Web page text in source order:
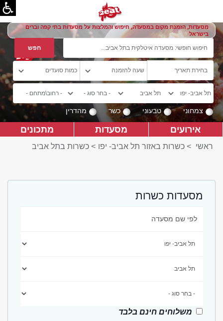
מסעדות, הזמנת מקום במסעדה, חיפוש והמלצות על מסעדות בתי קפה וברים
בישראל
צמחוני טבעוני כשר מהדרין
אירועים מסעדות מתכונים
ראשי > כשרות באזור תל אביב- יפו > כשרות בתל אביב
מסעדות כשרות
משלוחים חינם בלבד